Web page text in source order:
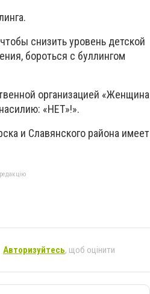
снизить уровень детской
бороться с буллингом
организацией «Женщина
«НЕТ»!».
и Славянского района имеет
Авторизуйтесь, щоб оцінити